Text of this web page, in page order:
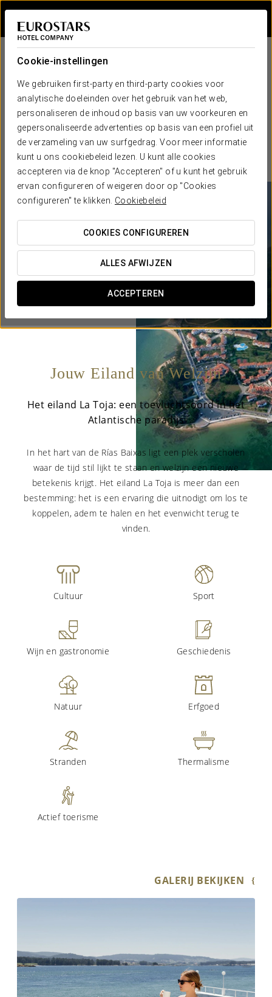
Cookie-instellingen
We gebruiken first-party en third-party cookies voor
analytische doeleinden over het gebruik van het web,
personaliseren de inhoud op basis van uw voorkeuren en
gepersonaliseerde advertenties op basis van een profiel uit
de verzameling van uw surfgedrag. Voor meer informatie
kunt u ons cookiebeleid lezen. U kunt alle cookies
accepteren via de knop "Accepteren" of u kunt het gebruik
ervan configureren of weigeren door op "Cookies
configureren" te klikken. Cookiebeleid
COOKIES CONFIGUREREN
ALLES AFWIJZEN
ACCEPTEREN
Jouw Eiland van Welzijn
Het eiland La Toja: een toevluchtsoord in het
Atlantische paradijs
In het hart van de Rías Baixas ligt een plek verscholen
waar de tijd stil lijkt te staan en welzijn een nieuwe
betekenis krijgt. Het eiland La Toja is meer dan een
bestemming: het is een ervaring die uitnodigt om los te
koppelen, adem te halen en het evenwicht terug te
vinden.
Cultuur Sport
Wijn en gastronomie Geschiedenis
Natuur Erfgoed
Stranden Thermalisme
Actief toerisme
GALERIJ BEKIJKEN